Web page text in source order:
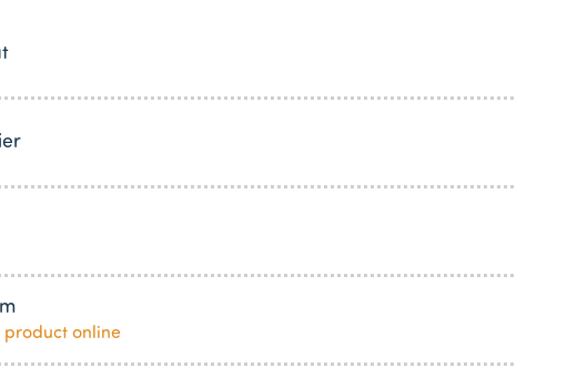
product online